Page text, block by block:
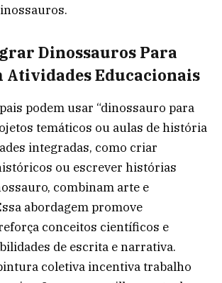
Dinossauros Para
Atividades Educacionais
podem usar “dinossauro para
temáticos ou aulas de história
integradas, como criar
ou escrever histórias
combinam arte e
abordagem promove
conceitos científicos e
de escrita e narrativa.
coletiva incentiva trabalho